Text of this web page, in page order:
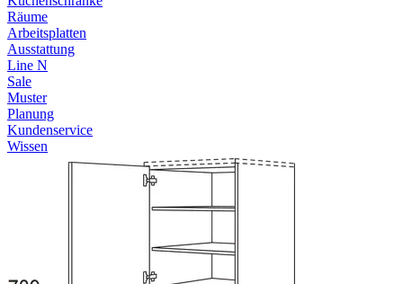
Räume
Arbeitsplatten
Ausstattung
Line N
Sale
Muster
Planung
Kundenservice
Wissen